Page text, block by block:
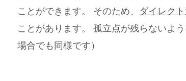
ことができます。 そのため、 ダイレク
ことがあります。 孤立点が残らないよ
場合でも同様です）